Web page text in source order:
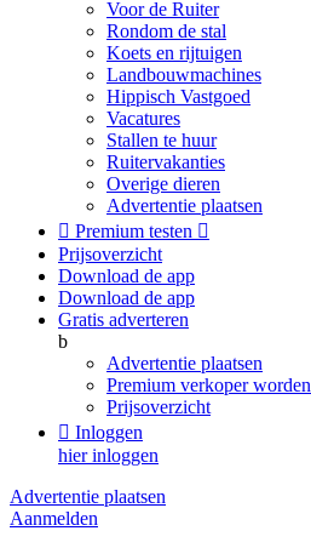
Voor de Ruiter
Rondom de stal
Koets en rijtuigen
Landbouwmachines
Hippisch Vastgoed
Vacatures
Stallen te huur
Ruitervakanties
Overige dieren
Advertentie plaatsen
 Premium testen 
Prijsoverzicht
Download de app
Download de app
Gratis adverteren
b
Advertentie plaatsen
Premium verkoper worden
Prijsoverzicht
 Inloggen
hier inloggen
Advertentie plaatsen
Aanmelden